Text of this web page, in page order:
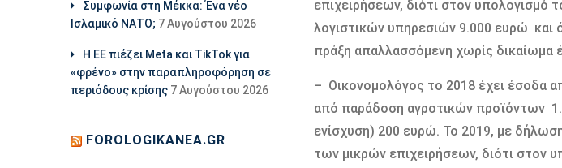
επιχειρήσεων, διότι στον
λογιστικών υπηρεσιών 9.000 ευρώ
πράξη απαλλασσόμενη χωρίς
– Οικονομολόγος το 2018 έχει έσοδα
από παράδοση αγροτικών προϊόντων
ενίσχυση) 200 ευρώ. Το 2019, με
των μικρών επιχειρήσεων, διότι στον
Συμφωνία στη Μέκκα: Ένα νέο
Ισλαμικό ΝΑΤΟ; 7 Αυγούστου 2026
Η ΕΕ πιέζει Meta και TikTok για
«φρένο» στην παραπληροφόρηση σε
περιόδους κρίσης 7 Αυγούστου 2026
FOROLOGIKANEA.GR